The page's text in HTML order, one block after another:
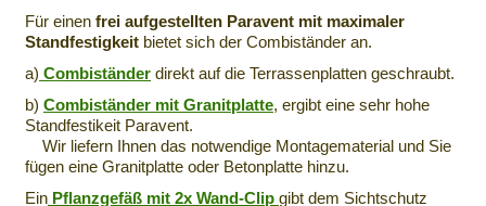
Für einen frei aufgestellten Paravent mit maximaler
Standfestigkeit bietet sich der Combiständer an.
a) Combiständer direkt auf die Terrassenplatten geschraubt.
b) Combiständer mit Granitplatte, ergibt eine sehr hohe
Standfestikeit Paravent.
Wir liefern Ihnen das notwendige Montagematerial und Sie
fügen eine Granitplatte oder Betonplatte hinzu.
Ein Pflanzgefäß mit 2x Wand-Clip gibt dem Sichtschutz